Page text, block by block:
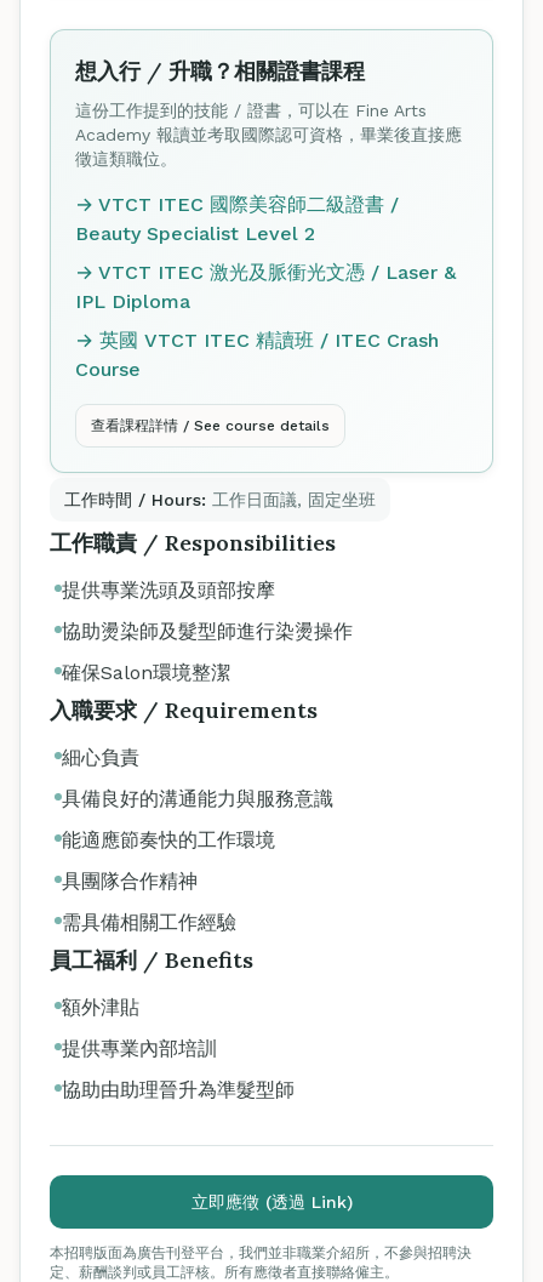
想入行 / 升職？相關證書課程
這份工作提到的技能 / 證書，可以在 Fine Arts
Academy 報讀並考取國際認可資格，畢業後直接應
徵這類職位。
→ VTCT ITEC 國際美容師二級證書 /
Beauty Specialist Level 2
→ VTCT ITEC 激光及脈衝光文憑 / Laser &
IPL Diploma
→ 英國 VTCT ITEC 精讀班 / ITEC Crash
Course
查看課程詳情 / See course details
工作時間 / Hours: 工作日面議, 固定坐班
工作職責 / Responsibilities
提供專業洗頭及頭部按摩
協助燙染師及髮型師進行染燙操作
確保Salon環境整潔
入職要求 / Requirements
細心負責
具備良好的溝通能力與服務意識
能適應節奏快的工作環境
具團隊合作精神
需具備相關工作經驗
員工福利 / Benefits
額外津貼
提供專業內部培訓
協助由助理晉升為準髮型師
立即應徵 (透過 Link)
本招聘版面為廣告刊登平台，我們並非職業介紹所，不參與招聘決
定、薪酬談判或員工評核。所有應徵者直接聯絡僱主。